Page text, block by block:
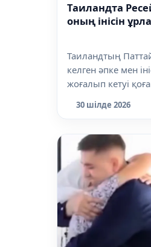
Таиландта
оның інісін
Таиландтың
келген әпке мен
жоғалып кетуі
30 шілде 2026